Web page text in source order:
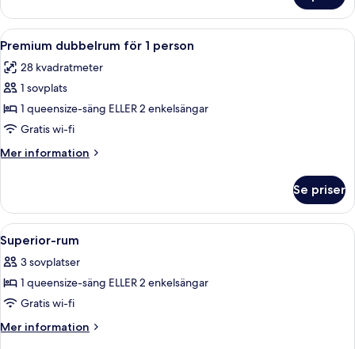
dubbelrum
för
1
Öppna
alla
foton
för
Premium
dubbelrum
för
1
Ett modernt hotellrum med en stor
5
Premium dubbelrum för 1 person
28 kvadratmeter
1 sovplats
1 queensize-säng ELLER 2 enkelsängar
Gratis wi-fi
Mer information
Mer
dubbelrum
för
1
person
Se priser
Öppna
alla
foton
för
Superior-
rum
Ett modernt hotellrum med en stor
6
Superior-rum
3 sovplatser
1 queensize-säng ELLER 2 enkelsängar
Gratis wi-fi
Mer information
Mer